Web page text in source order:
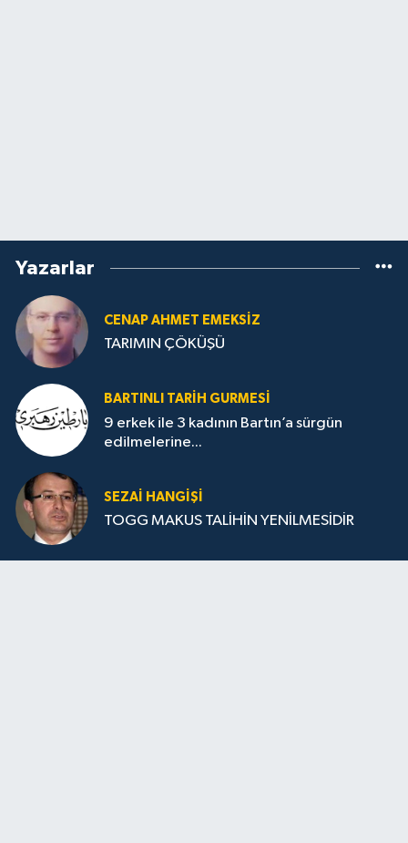
Yazarlar
CENAP AHMET EMEKSİZ
TARIMIN ÇÖKÜŞÜ
BARTINLI TARIH GURMESI
9 erkek ile 3 kadının Bartın’a sürgün
edilmelerine...
SEZAI HANGİŞİ
TOGG MAKUS TALİHİN YENİLMESİDİR